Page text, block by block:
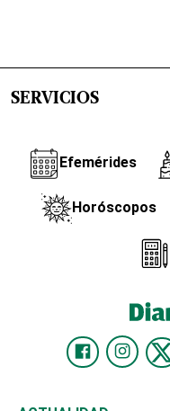
SERVICIOS
Efemérides
Horóscopos